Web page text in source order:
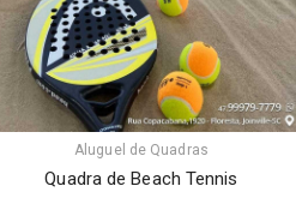
Aluguel de Quadras
Quadra de Beach Tennis